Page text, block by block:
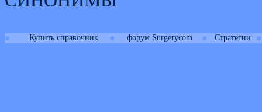
● Купить справочник ● форум Surgerycom ● Стратегии ●